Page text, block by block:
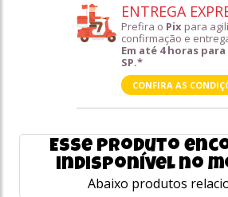
ENTREGA
Prefira o Pix para
confirmação e
Em até 4 horas
SP.*
CONFIRA AS
Esse produto
indisponível no
Abaixo produtos